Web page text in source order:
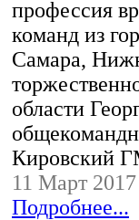
профессия
команд из
Самара,
области
Кировский
11 Март 2017
Подробнее...